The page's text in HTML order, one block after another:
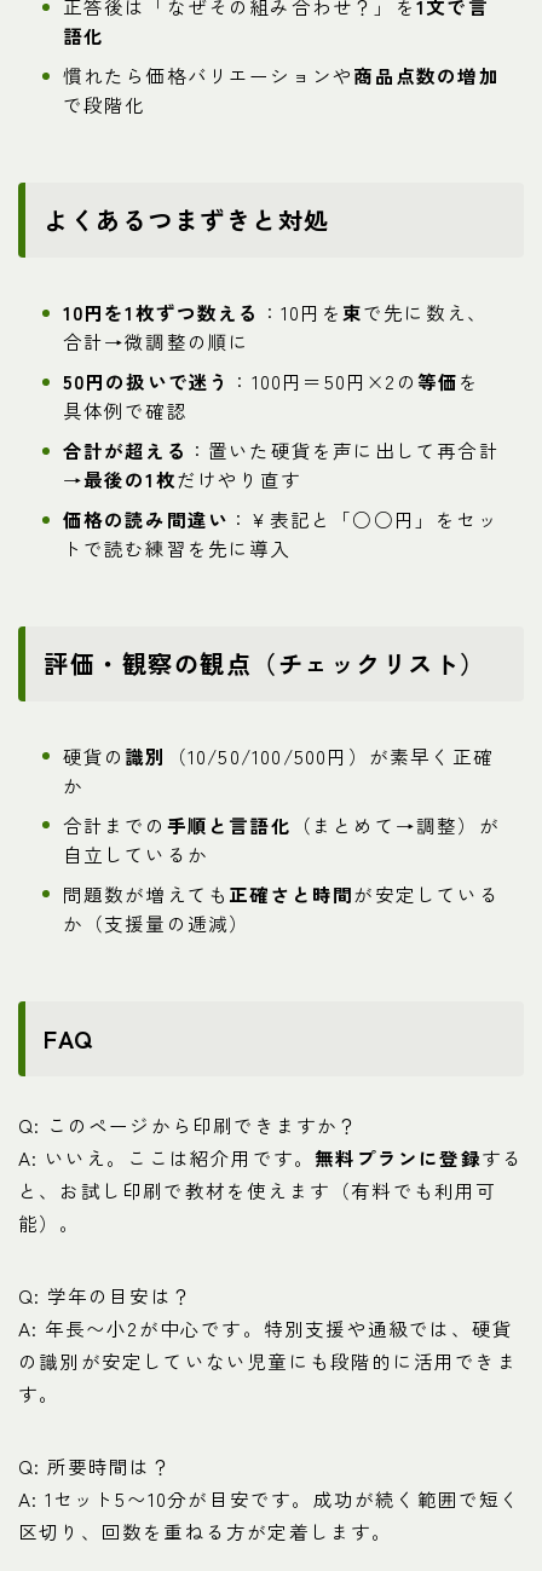
正答後は「なぜその組み合わせ？」を1文で言
語化
慣れたら価格バリエーションや商品点数の増加
で段階化
よくあるつまずきと対処
10円を1枚ずつ数える ：10円を 束で先に数え、
合計→微調整の順に
50円の扱いで迷う ：100円＝50円×2の等価を
具体例で確認
合計が超える ：置いた硬貨を声に出して再合計
→最後の1枚だけやり直す
価格の読み間違い ：¥表記と「○○円」をセッ
トで読む練習を先に導入
評価・観察の観点（チェックリスト）
硬貨の 識別
（10/50/100/500円）が素早く正確
か
合計までの 手順と言語化 （まとめて→調整）が
自立しているか
問題数が増えても 正確さと時間が安定している
か（支援量の逓減）
FAQ
Q: このページから印刷できますか？
A: いいえ。ここは紹介用です。無料プランに登録する
と、お試し印刷で教材を使えます（有料でも利用可
能）。
Q: 学年の目安は？
A: 年長〜小2が中心です。特別支援や通級では、硬貨
の識別が安定していない児童にも段階的に活用できま
す。
Q: 所要時間は？
A: 1セット5〜10分が目安です。成功が続く範囲で短く
区切り、回数を重ねる方が定着します。